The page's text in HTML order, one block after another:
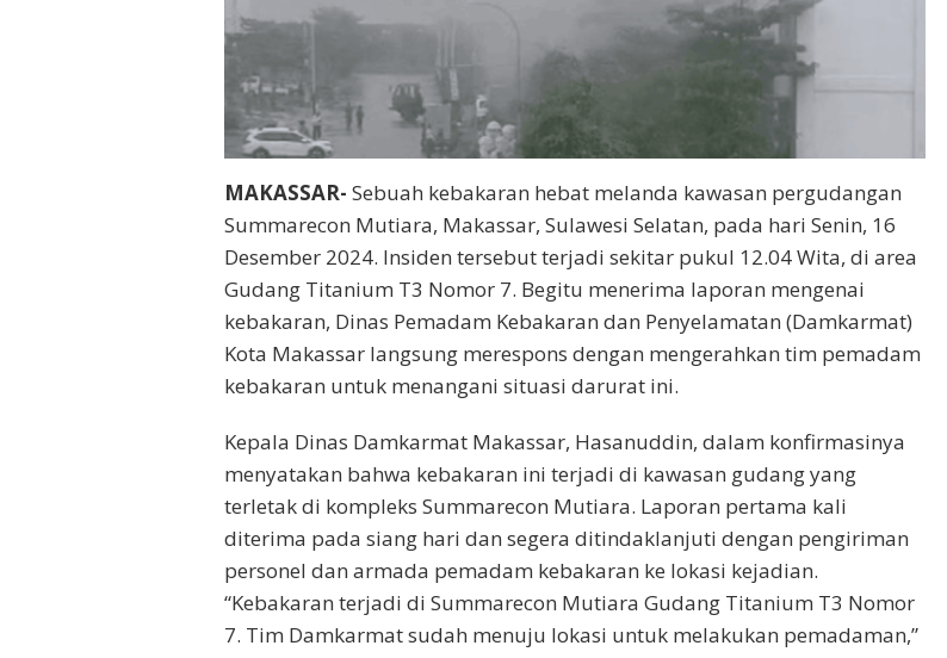
MAKASSAR- Sebuah kebakaran hebat melanda kawasan pergudangan
Summarecon Mutiara, Makassar, Sulawesi Selatan, pada hari Senin, 16
Desember 2024. Insiden tersebut terjadi sekitar pukul 12.04 Wita, di area
Gudang Titanium T3 Nomor 7. Begitu menerima laporan mengenai
kebakaran, Dinas Pemadam Kebakaran dan Penyelamatan (Damkarmat)
Kota Makassar langsung merespons dengan mengerahkan tim pemadam
kebakaran untuk menangani situasi darurat ini.
Kepala Dinas Damkarmat Makassar, Hasanuddin, dalam konfirmasinya
menyatakan bahwa kebakaran ini terjadi di kawasan gudang yang
terletak di kompleks Summarecon Mutiara. Laporan pertama kali
diterima pada siang hari dan segera ditindaklanjuti dengan pengiriman
personel dan armada pemadam kebakaran ke lokasi kejadian.
“Kebakaran terjadi di Summarecon Mutiara Gudang Titanium T3 Nomor
7. Tim Damkarmat sudah menuju lokasi untuk melakukan pemadaman,”